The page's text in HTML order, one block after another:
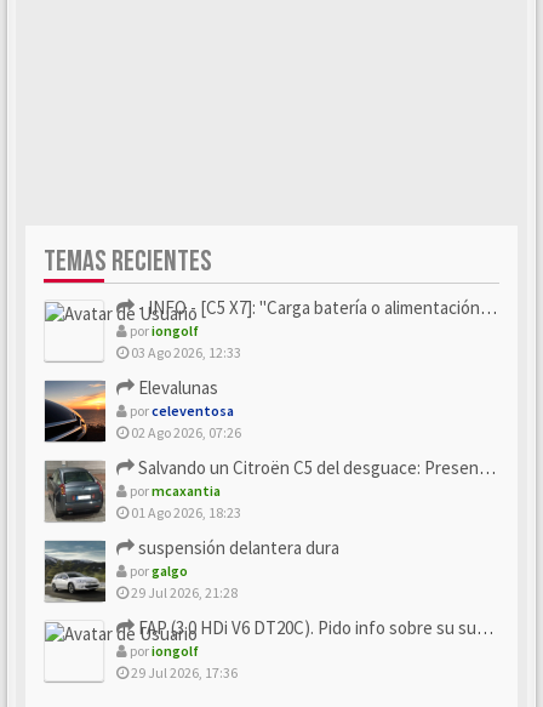
TEMAS RECIENTES
- INFO - [C5 X7]: "Carga batería o alimentación eléctri...
poriongolf
03 Ago 2026, 12:33
Elevalunas
porceleventosa
02 Ago 2026, 07:26
Salvando un Citroën C5 del desguace: Presentación y seguimiento
pormcaxantia
01 Ago 2026, 18:23
suspensión delantera dura
porgalgo
29 Jul 2026, 21:28
FAP (3.0 HDi V6 DT20C). Pido info sobre su sustitución
poriongolf
29 Jul 2026, 17:36